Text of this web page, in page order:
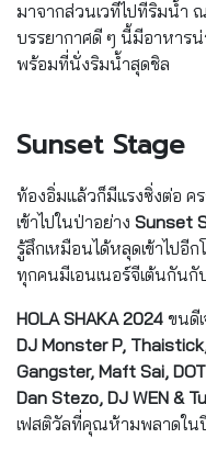
มาจากส่วนเวทีไปที่ริมน้ำ
บรรยากาศดี ๆ นี้มีอาหารน่
พร้อมที่นั่งริมน้ำสุดชิล
Sunset Stage
ท้องอิ่มแล้วก็มีแรงซิ่งต่อ คร
เข้าไปในป่าอย่าง Sunset
รู้สึกเหมือนได้หลุดเข้าไปอี
ทุกคนมีเอนเนอร์จีเต้นกัน
HOLA SHAKA 2024 ขนดี
DJ Monster P,
Gangster, Maft Sai,
Dan Stezo, DJ WEN &
เฟสติวัลที่คุณห้ามพลาดใน